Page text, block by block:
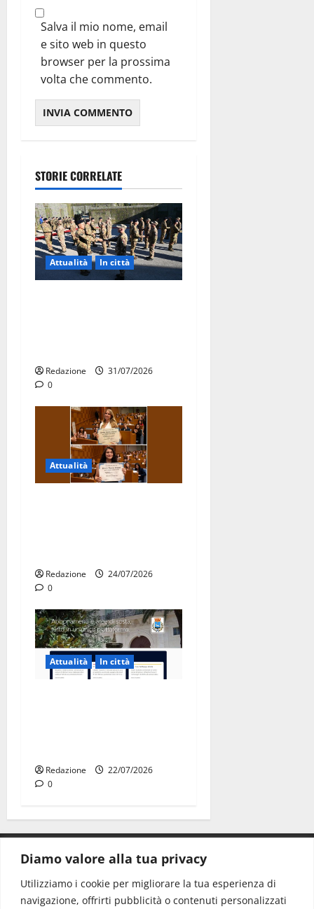
Diamo valore alla tua privacy
Utilizziamo i cookie per migliorare la tua esperienza di
navigazione, offrirti pubblicità o contenuti personalizzati
Salva il mio nome, email
e sito web in questo
browser per la prossima
volta che commento.
STORIE CORRELATE
Attualità In città
Redazione
31/07/2026
0
Attualità
Redazione
24/07/2026
0
Attualità In città
Redazione
22/07/2026
0
CONTATTI.
Redazione: redazione@www.martinasera.it